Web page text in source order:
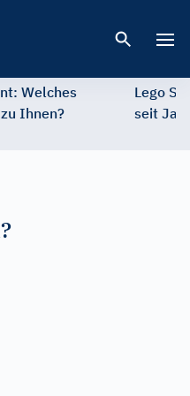
Welches
Ihnen?
Lego
seit